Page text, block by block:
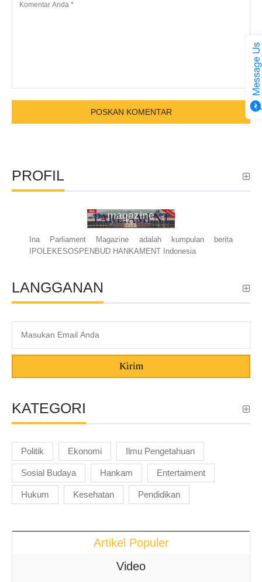
PROFIL
magazine
Ina Parliament Magazine adalah kumpulan berita
IPOLEKESOSPENBUD HANKAMENT Indonesia
LANGGANAN
Kirim
KATEGORI
Politik Ekonomi Ilmu Pengetahuan
Sosial Budaya Hankam Entertaiment
Hukum Kesehatan Pendidikan
Artikel Populer
Video